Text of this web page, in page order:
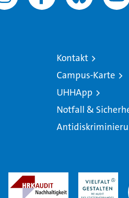
Kontakt
Campus-Karte
UHHApp
Notfall &